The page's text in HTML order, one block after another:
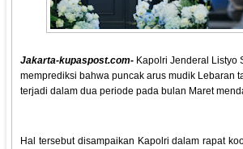
Jakarta-kupaspost.com- Kapolri Jenderal Listyo
memprediksi bahwa puncak arus mudik Lebaran
terjadi dalam dua periode pada bulan Maret
Hal tersebut disampaikan Kapolri dalam rapat